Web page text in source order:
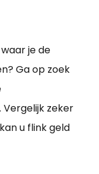
je de
Ga op zoek
Vergelijk zeker
u flink geld